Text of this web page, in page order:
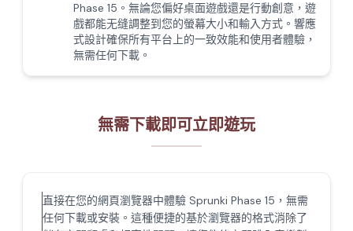
Phase 15。無論您偏好桌面遊戲還是行動創意，遊
戲都能无缝調整到您的螢幕大小和輸入方式。響應
式設計確保所有平台上的一致效能和使用者體驗，
無需任何下載。
無需下載即可立即遊玩
直接在您的網頁瀏覽器中體驗 Sprunki Phase 15，無需
任何下載或安裝。這種便捷的基於瀏覽器的格式消除了